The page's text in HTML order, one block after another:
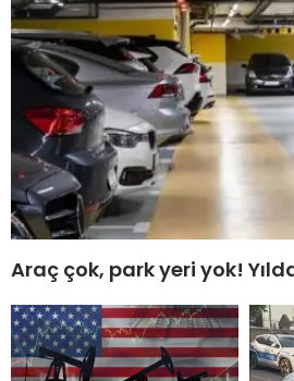
Araç çok, park yeri yok!